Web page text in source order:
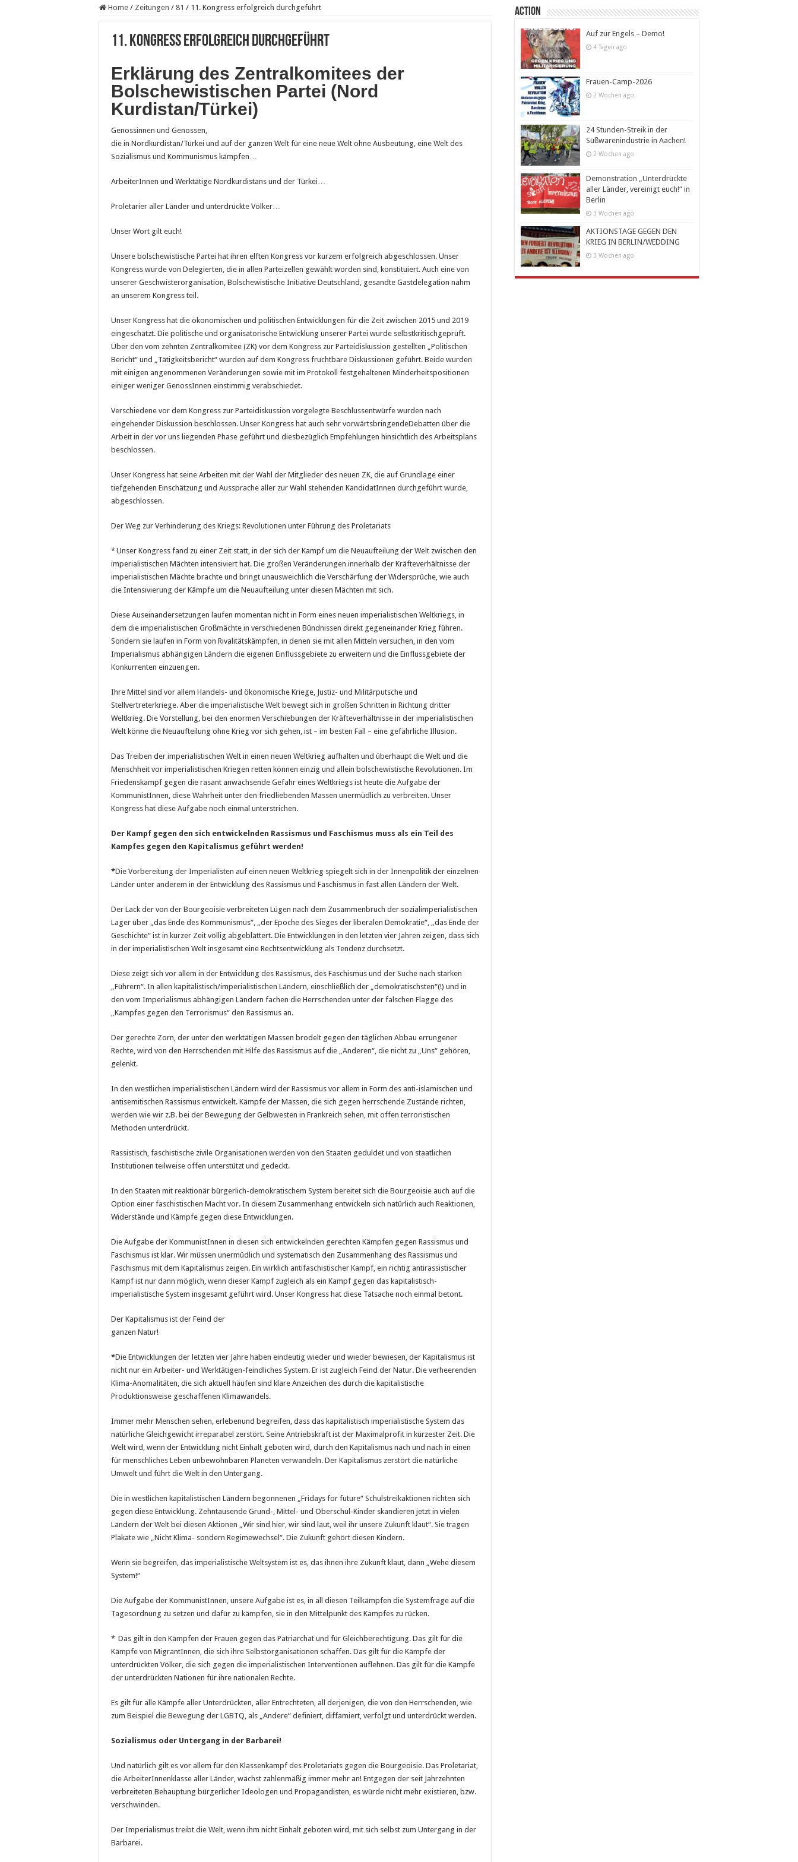
Home / Zeitungen / 81 / 11. Kongress erfolgreich durchgeführt
11. Kongress erfolgreich durchgeführt
Erklärung des Zentralkomitees der
Bolschewistischen Partei (Nord
Kurdistan/Türkei)
Genossinnen und Genossen,
die in Nordkurdistan/Türkei und auf der ganzen Welt für eine neue Welt ohne Ausbeutung, eine Welt des
Sozialismus und Kommunismus kämpfen…
ArbeiterInnen und Werktätige Nordkurdistans und der Türkei…
Proletarier aller Länder und unterdrückte Völker…
Unser Wort gilt euch!
Unsere bolschewistische Partei hat ihren elften Kongress vor kurzem erfolgreich abgeschlossen. Unser
Kongress wurde von Delegierten, die in allen Parteizellen gewählt worden sind, konstituiert. Auch eine von
unserer Geschwisterorganisation, Bolschewistische Initiative Deutschland, gesandte Gastdelegation nahm
an unserem Kongress teil.
Unser Kongress hat die ökonomischen und politischen Entwicklungen für die Zeit zwischen 2015 und 2019
eingeschätzt. Die politische und organisatorische Entwicklung unserer Partei wurde selbstkritischgeprüft.
Über den vom zehnten Zentralkomitee (ZK) vor dem Kongress zur Parteidiskussion gestellten „Politischen
Bericht“ und „Tätigkeitsbericht“ wurden auf dem Kongress fruchtbare Diskussionen geführt. Beide wurden
mit einigen angenommenen Veränderungen sowie mit im Protokoll festgehaltenen Minderheitspositionen
einiger weniger GenossInnen einstimmig verabschiedet.
Verschiedene vor dem Kongress zur Parteidiskussion vorgelegte Beschlussentwürfe wurden nach
eingehender Diskussion beschlossen. Unser Kongress hat auch sehr vorwärtsbringendeDebatten über die
Arbeit in der vor uns liegenden Phase geführt und diesbezüglich Empfehlungen hinsichtlich des Arbeitsplans
beschlossen.
Unser Kongress hat seine Arbeiten mit der Wahl der Mitglieder des neuen ZK, die auf Grundlage einer
tiefgehenden Einschätzung und Aussprache aller zur Wahl stehenden KandidatInnen durchgeführt wurde,
abgeschlossen.
Der Weg zur Verhinderung des Kriegs: Revolutionen unter Führung des Proletariats
* Unser Kongress fand zu einer Zeit statt, in der sich der Kampf um die Neuaufteilung der Welt zwischen den
imperialistischen Mächten intensiviert hat. Die großen Veränderungen innerhalb der Kräfteverhältnisse der
imperialistischen Mächte brachte und bringt unausweichlich die Verschärfung der Widersprüche, wie auch
die Intensivierung der Kämpfe um die Neuaufteilung unter diesen Mächten mit sich.
Diese Auseinandersetzungen laufen momentan nicht in Form eines neuen imperialistischen Weltkriegs, in
dem die imperialistischen Großmächte in verschiedenen Bündnissen direkt gegeneinander Krieg führen.
Sondern sie laufen in Form von Rivalitätskämpfen, in denen sie mit allen Mitteln versuchen, in den vom
Imperialismus abhängigen Ländern die eigenen Einflussgebiete zu erweitern und die Einflussgebiete der
Konkurrenten einzuengen.
Ihre Mittel sind vor allem Handels- und ökonomische Kriege, Justiz- und Militärputsche und
Stellvertreterkriege. Aber die imperialistische Welt bewegt sich in großen Schritten in Richtung dritter
Weltkrieg. Die Vorstellung, bei den enormen Verschiebungen der Kräfteverhältnisse in der imperialistischen
Welt könne die Neuaufteilung ohne Krieg vor sich gehen, ist – im besten Fall – eine gefährliche Illusion.
Das Treiben der imperialistischen Welt in einen neuen Weltkrieg aufhalten und überhaupt die Welt und die
Menschheit vor imperialistischen Kriegen retten können einzig und allein bolschewistische Revolutionen. Im
Friedenskampf gegen die rasant anwachsende Gefahr eines Weltkriegs ist heute die Aufgabe der
KommunistInnen, diese Wahrheit unter den friedliebenden Massen unermüdlich zu verbreiten. Unser
Kongress hat diese Aufgabe noch einmal unterstrichen.
Der Kampf gegen den sich entwickelnden Rassismus und Faschismus muss als ein Teil des
Kampfes gegen den Kapitalismus geführt werden!
*Die Vorbereitung der Imperialisten auf einen neuen Weltkrieg spiegelt sich in der Innenpolitik der einzelnen
Länder unter anderem in der Entwicklung des Rassismus und Faschismus in fast allen Ländern der Welt.
Der Lack der von der Bourgeoisie verbreiteten Lügen nach dem Zusammenbruch der sozialimperialistischen
Lager über „das Ende des Kommunismus“, „der Epoche des Sieges der liberalen Demokratie“, „das Ende der
Geschichte“ ist in kurzer Zeit völlig abgeblättert. Die Entwicklungen in den letzten vier Jahren zeigen, dass sich
in der imperialistischen Welt insgesamt eine Rechtsentwicklung als Tendenz durchsetzt.
Diese zeigt sich vor allem in der Entwicklung des Rassismus, des Faschismus und der Suche nach starken
„Führern“. In allen kapitalistisch/imperialistischen Ländern, einschließlich der „demokratischsten“(!) und in
den vom Imperialismus abhängigen Ländern fachen die Herrschenden unter der falschen Flagge des
„Kampfes gegen den Terrorismus“ den Rassismus an.
Der gerechte Zorn, der unter den werktätigen Massen brodelt gegen den täglichen Abbau errungener
Rechte, wird von den Herrschenden mit Hilfe des Rassismus auf die „Anderen“, die nicht zu „Uns“ gehören,
gelenkt.
In den westlichen imperialistischen Ländern wird der Rassismus vor allem in Form des anti-islamischen und
antisemitischen Rassismus entwickelt. Kämpfe der Massen, die sich gegen herrschende Zustände richten,
werden wie wir z.B. bei der Bewegung der Gelbwesten in Frankreich sehen, mit offen terroristischen
Methoden unterdrückt.
Rassistisch, faschistische zivile Organisationen werden von den Staaten geduldet und von staatlichen
Institutionen teilweise offen unterstützt und gedeckt.
In den Staaten mit reaktionär bürgerlich-demokratischem System bereitet sich die Bourgeoisie auch auf die
Option einer faschistischen Macht vor. In diesem Zusammenhang entwickeln sich natürlich auch Reaktionen,
Widerstände und Kämpfe gegen diese Entwicklungen.
Die Aufgabe der KommunistInnen in diesen sich entwickelnden gerechten Kämpfen gegen Rassismus und
Faschismus ist klar. Wir müssen unermüdlich und systematisch den Zusammenhang des Rassismus und
Faschismus mit dem Kapitalismus zeigen. Ein wirklich antifaschistischer Kampf, ein richtig antirassistischer
Kampf ist nur dann möglich, wenn dieser Kampf zugleich als ein Kampf gegen das kapitalistisch-
imperialistische System insgesamt geführt wird. Unser Kongress hat diese Tatsache noch einmal betont.
Der Kapitalismus ist der Feind der
ganzen Natur!
*Die Entwicklungen der letzten vier Jahre haben eindeutig wieder und wieder bewiesen, der Kapitalismus ist
nicht nur ein Arbeiter- und Werktätigen-feindliches System. Er ist zugleich Feind der Natur. Die verheerenden
Klima-Anomalitäten, die sich aktuell häufen sind klare Anzeichen des durch die kapitalistische
Produktionsweise geschaffenen Klimawandels.
Immer mehr Menschen sehen, erlebenund begreifen, dass das kapitalistisch imperialistische System das
natürliche Gleichgewicht irreparabel zerstört. Seine Antriebskraft ist der Maximalprofit in kürzester Zeit. Die
Welt wird, wenn der Entwicklung nicht Einhalt geboten wird, durch den Kapitalismus nach und nach in einen
für menschliches Leben unbewohnbaren Planeten verwandeln. Der Kapitalismus zerstört die natürliche
Umwelt und führt die Welt in den Untergang.
Die in westlichen kapitalistischen Ländern begonnenen „Fridays for future“ Schulstreikaktionen richten sich
gegen diese Entwicklung. Zehntausende Grund-, Mittel- und Oberschul-Kinder skandieren jetzt in vielen
Ländern der Welt bei diesen Aktionen „Wir sind hier, wir sind laut, weil ihr unsere Zukunft klaut“. Sie tragen
Plakate wie „Nicht Klima- sondern Regimewechsel“. Die Zukunft gehört diesen Kindern.
Wenn sie begreifen, das imperialistische Weltsystem ist es, das ihnen ihre Zukunft klaut, dann „Wehe diesem
System!“
Die Aufgabe der KommunistInnen, unsere Aufgabe ist es, in all diesen Teilkämpfen die Systemfrage auf die
Tagesordnung zu setzen und dafür zu kämpfen, sie in den Mittelpunkt des Kampfes zu rücken.
* Das gilt in den Kämpfen der Frauen gegen das Patriarchat und für Gleichberechtigung. Das gilt für die
Kämpfe von MigrantInnen, die sich ihre Selbstorganisationen schaffen. Das gilt für die Kämpfe der
unterdrückten Völker, die sich gegen die imperialistischen Interventionen auflehnen. Das gilt für die Kämpfe
der unterdrückten Nationen für ihre nationalen Rechte.
Es gilt für alle Kämpfe aller Unterdrückten, aller Entrechteten, all derjenigen, die von den Herrschenden, wie
zum Beispiel die Bewegung der LGBTQ, als „Andere“ definiert, diffamiert, verfolgt und unterdrückt werden.
Sozialismus oder Untergang in der Barbarei!
Und natürlich gilt es vor allem für den Klassenkampf des Proletariats gegen die Bourgeoisie. Das Proletariat,
die ArbeiterInnenklasse aller Länder, wächst zahlenmäßig immer mehr an! Entgegen der seit Jahrzehnten
verbreiteten Behauptung bürgerlicher Ideologen und Propagandisten, es würde nicht mehr existieren, bzw.
verschwinden.
Der Imperialismus treibt die Welt, wenn ihm nicht Einhalt geboten wird, mit sich selbst zum Untergang in der
Barbarei.
Action
Auf zur Engels – Demo!
4 Tagen ago
Frauen-Camp-2026
2 Wochen ago
24 Stunden-Streik in der
Süßwarenindustrie in Aachen!
2 Wochen ago
Demonstration „Unterdrückte
aller Länder, vereinigt euch!“ in
Berlin
3 Wochen ago
AKTIONSTAGE GEGEN DEN
KRIEG IN BERLIN/WEDDING
3 Wochen ago